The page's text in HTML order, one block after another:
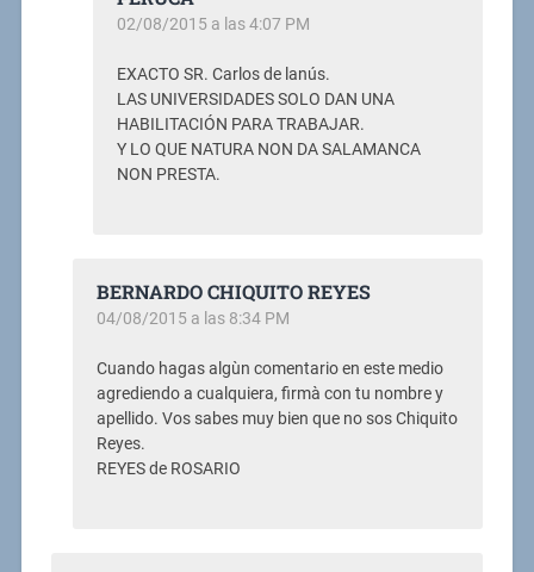
02/08/2015 a las 4:07 PM
EXACTO SR. Carlos de lanús.
LAS UNIVERSIDADES SOLO DAN UNA
HABILITACIÓN PARA TRABAJAR.
Y LO QUE NATURA NON DA SALAMANCA
NON PRESTA.
BERNARDO CHIQUITO REYES
04/08/2015 a las 8:34 PM
Cuando hagas algùn comentario en este medio
agrediendo a cualquiera, firmà con tu nombre y
apellido. Vos sabes muy bien que no sos Chiquito
Reyes.
REYES de ROSARIO